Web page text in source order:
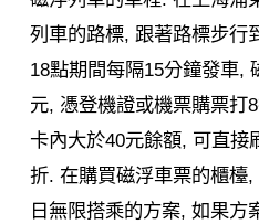
列車的路標, 跟著路標步行
18點期間每隔15分鐘發車,
元, 憑登機證或機票購票打
卡內大於40元餘額, 可直接
折. 在購買磁浮車票的櫃檯
日無限搭乘的方案, 如果方